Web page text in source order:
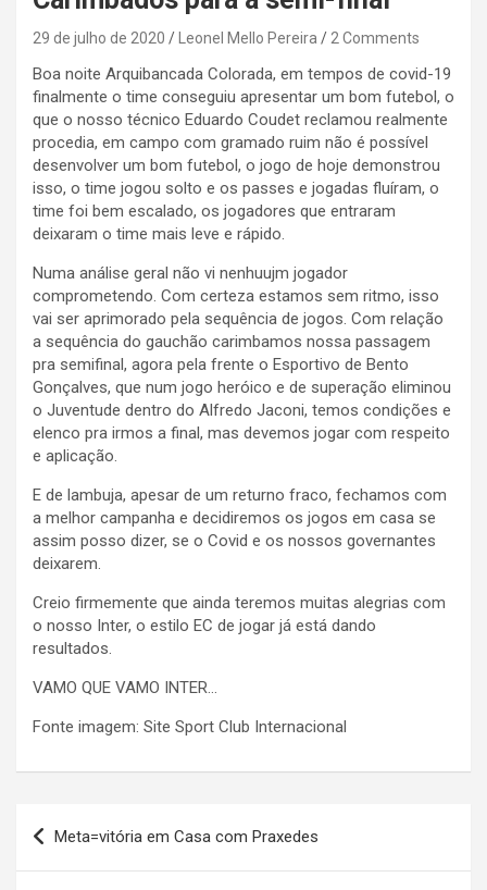
29 de julho de 2020 Leonel Mello Pereira 2 Comments
Boa noite Arquibancada Colorada, em tempos de covid-19
finalmente o time conseguiu apresentar um bom futebol, o
que o nosso técnico Eduardo Coudet reclamou realmente
procedia, em campo com gramado ruim não é possível
desenvolver um bom futebol, o jogo de hoje demonstrou
isso, o time jogou solto e os passes e jogadas fluíram, o
time foi bem escalado, os jogadores que entraram
deixaram o time mais leve e rápido.
Numa análise geral não vi nenhuujm jogador
comprometendo. Com certeza estamos sem ritmo, isso
vai ser aprimorado pela sequência de jogos. Com relação
a sequência do gauchão carimbamos nossa passagem
pra semifinal, agora pela frente o Esportivo de Bento
Gonçalves, que num jogo heróico e de superação eliminou
o Juventude dentro do Alfredo Jaconi, temos condições e
elenco pra irmos a final, mas devemos jogar com respeito
e aplicação.
E de lambuja, apesar de um returno fraco, fechamos com
a melhor campanha e decidiremos os jogos em casa se
assim posso dizer, se o Covid e os nossos governantes
deixarem.
Creio firmemente que ainda teremos muitas alegrias com
o nosso Inter, o estilo EC de jogar já está dando
resultados.
VAMO QUE VAMO INTER…
Fonte imagem: Site Sport Club Internacional
Navegação
de
Meta=vitória em Casa com Praxedes